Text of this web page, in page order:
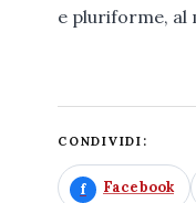
e pluriforme, al
CONDIVIDI:
Facebook